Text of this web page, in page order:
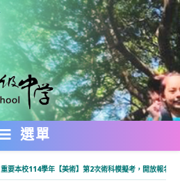
選單
重要本校114學年【美術】第2次術科模擬考，開放報名